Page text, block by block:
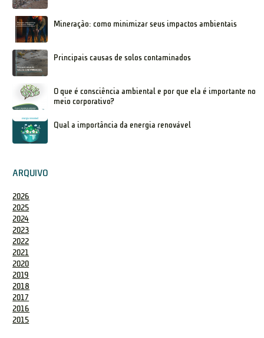
Mineração: como minimizar seus impactos ambientais
Principais causas de solos contaminados
O que é consciência ambiental e por que ela é importante no
meio corporativo?
Qual a importância da energia renovável
ARQUIVO
2026
2025
2024
2023
2022
2021
2020
2019
2018
2017
2016
2015